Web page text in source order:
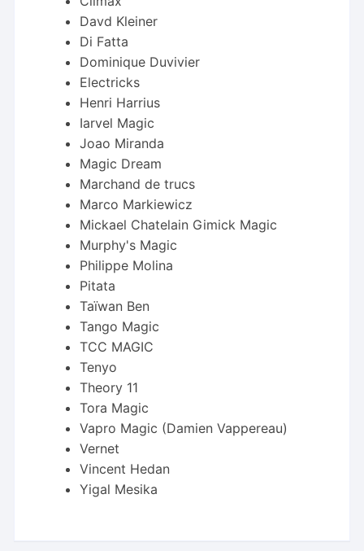
Davd Kleiner
Di Fatta
Dominique Duvivier
Electricks
Henri Harrius
Iarvel Magic
Joao Miranda
Magic Dream
Marchand de trucs
Marco Markiewicz
Mickael Chatelain Gimick Magic
Murphy's Magic
Philippe Molina
Pitata
Taïwan Ben
Tango Magic
TCC MAGIC
Tenyo
Theory 11
Tora Magic
Vapro Magic (Damien Vappereau)
Vernet
Vincent Hedan
Yigal Mesika